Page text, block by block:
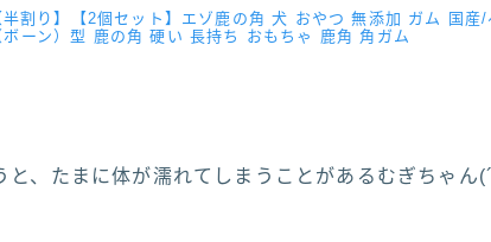
半割り】【2個セット】エゾ鹿の角 犬 おやつ 無添加 ガム 国産
ボーン）型 鹿の角 硬い 長持ち おもちゃ 鹿角 角ガム
と、たまに体が濡れてしまうことがあるむぎちゃん